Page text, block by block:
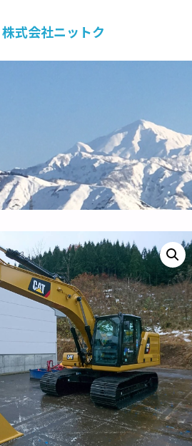
式会社ニットク